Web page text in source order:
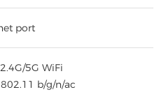
port
5G WiFi
b/g/n/ac